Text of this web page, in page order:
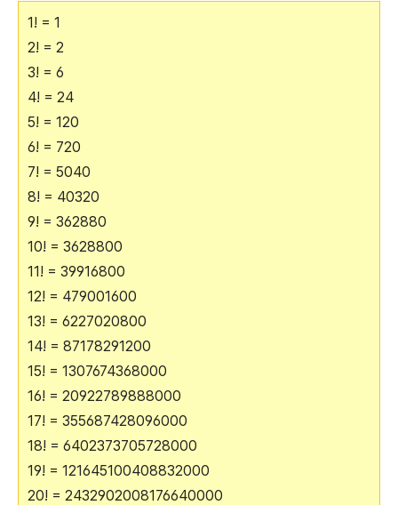
1! = 1
2! = 2
3! = 6
4! = 24
5! = 120
6! = 720
7! = 5040
8! = 40320
9! = 362880
10! = 3628800
11! = 39916800
12! = 479001600
13! = 6227020800
14! = 87178291200
15! = 1307674368000
16! = 20922789888000
17! = 355687428096000
18! = 6402373705728000
19! = 121645100408832000
20! = 2432902008176640000